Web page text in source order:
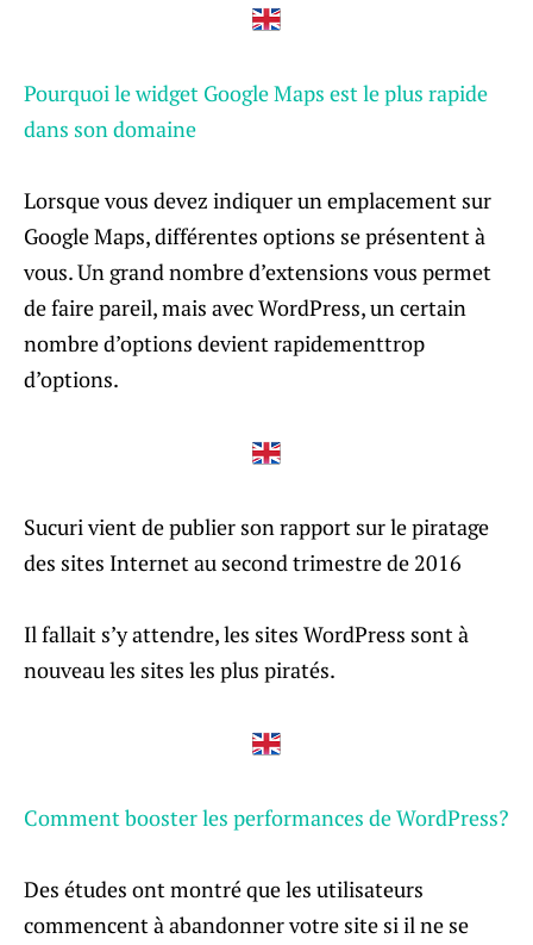
Pourquoi le widget Google Maps est le plus rapide
dans son domaine
Lorsque vous devez indiquer un emplacement sur
Google Maps, différentes options se présentent à
vous. Un grand nombre d’extensions vous permet
de faire pareil, mais avec WordPress, un certain
nombre d’options devient rapidementtrop
d’options.
Sucuri vient de publier son rapport sur le piratage
des sites Internet au second trimestre de 2016
Il fallait s’y attendre, les sites WordPress sont à
nouveau les sites les plus piratés.
Comment booster les performances de WordPress?
Des études ont montré que les utilisateurs
commencent à abandonner votre site si il ne se